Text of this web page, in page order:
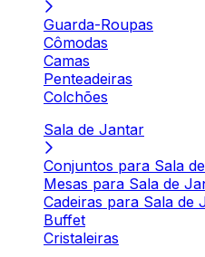
Guarda-Roupas
Cômodas
Camas
Penteadeiras
Colchões
Sala de Jantar
Conjuntos para Sala
Mesas para Sala de
Cadeiras para Sala de
Buffet
Cristaleiras